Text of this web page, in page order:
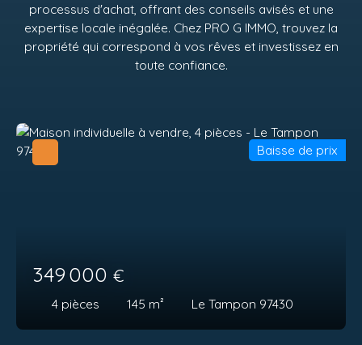
processus d'achat, offrant des conseils avisés et une
expertise locale inégalée. Chez PRO G IMMO, trouvez la
propriété qui correspond à vos rêves et investissez en
toute confiance.
349 000 €
4 pièces 145 m² Le Tampon 97430
Baisse de prix